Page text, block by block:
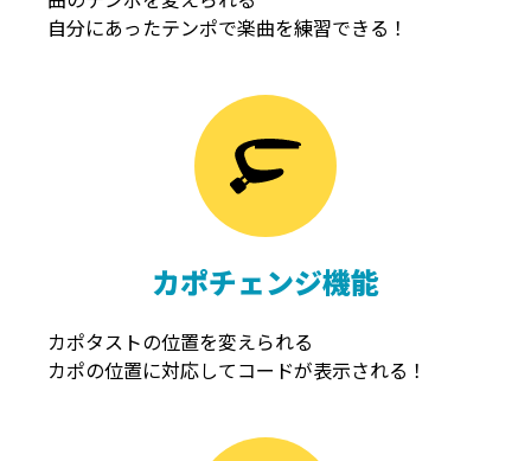
自分にあったテンポで楽曲を練習できる！
カポチェンジ機能
カポタストの位置を変えられる
カポの位置に対応してコードが表示される！